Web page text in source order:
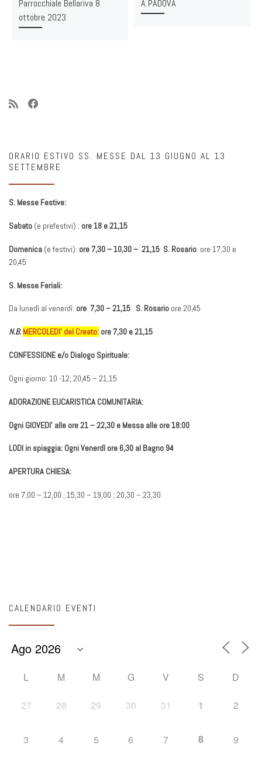
Parrocchiale Bellariva 8
ottobre 2023
A PADOVA
ORARIO ESTIVO SS. MESSE DAL 13 GIUGNO AL 13
SETTEMBRE
S. Messe Festive:
Sabato (e prefestivi) : ore 18 e 21,15
Domenica (e festivi): ore 7,30 – 10,30 – 21,15 S. Rosario ore 17,30 e
20,45
S. Messe Feriali:
Da lunedì al venerdì: ore 7,30 – 21,15 S. Rosario ore 20,45
N.B. MERCOLEDI’ del Creato: ore 7,30 e 21,15
CONFESSIONE e/o Dialogo Spirituale:
Ogni giorno: 10 -12; 20,45 – 21,15
ADORAZIONE EUCARISTICA COMUNITARIA:
Ogni GIOVEDI’ alle ore 21 – 22,30 e Messa alle ore 18:00
LODI in spiaggia: Ogni Venerdì ore 6,30 al Bagno 94
APERTURA CHIESA:
ore 7,00 – 12,00 ; 15,30 – 19,00 ; 20,30 – 23,30
CALENDARIO EVENTI
L M M G V S D
27 28 29 30 31 1 2
3 4 5 6 7 8 9